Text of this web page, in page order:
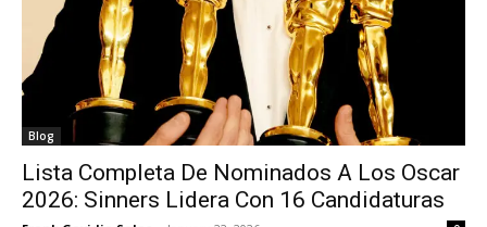
Blog
Lista Completa De Nominados A Los Oscar
2026: Sinners Lidera Con 16 Candidaturas